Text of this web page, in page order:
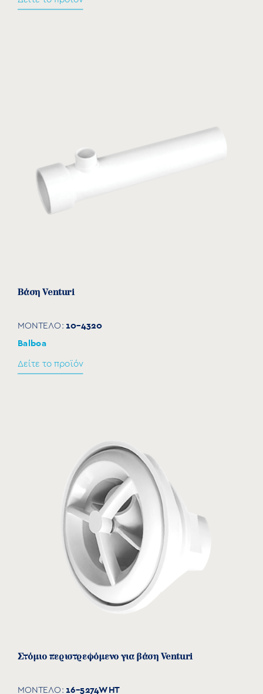
Βάση Venturi
ΜΟΝΤΕΛΟ: 10-4320
Balboa
Δείτε το προϊόν
Στόμιο περιστρεφόμενο για βάση Venturi
ΜΟΝΤΕΛΟ: 16-5274WHT